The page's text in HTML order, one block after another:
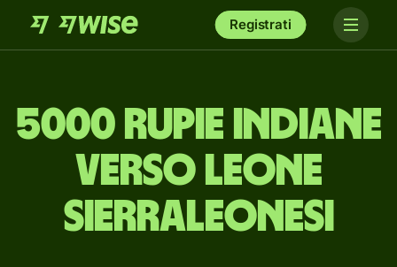
Registrati
5000 rupie indiane
verso leone
sierraleonesi